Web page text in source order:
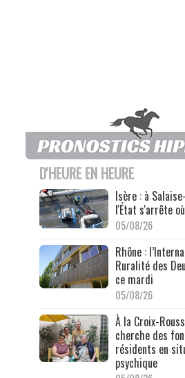
D'HEURE EN HEURE
Isère : à
l'État s'arrête
05/08/26
Rhône :
Ruralité des
ce mardi
05/08/26
À la Croix-
cherche des
résidents en
psychique